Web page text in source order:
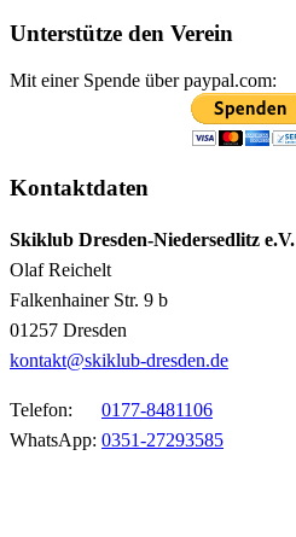
Unterstütze den Verein
Mit einer Spende über paypal.com:
Kontaktdaten
Skiklub Dresden-Niedersedlitz e.V.
Olaf Reichelt
Falkenhainer Str. 9 b
01257 Dresden
kontakt@skiklub-dresden.de
Telefon: 0177-8481106
WhatsApp: 0351-27293585